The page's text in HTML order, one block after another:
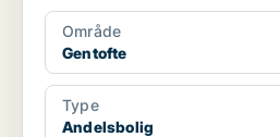
Område
Gentofte
Type
Andelsbolig